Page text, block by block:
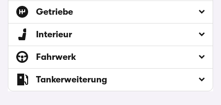
Getriebe
Interieur
Fahrwerk
Tankerweiterung